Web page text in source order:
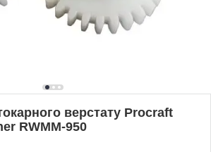
верстату Procraft
RWMM-950